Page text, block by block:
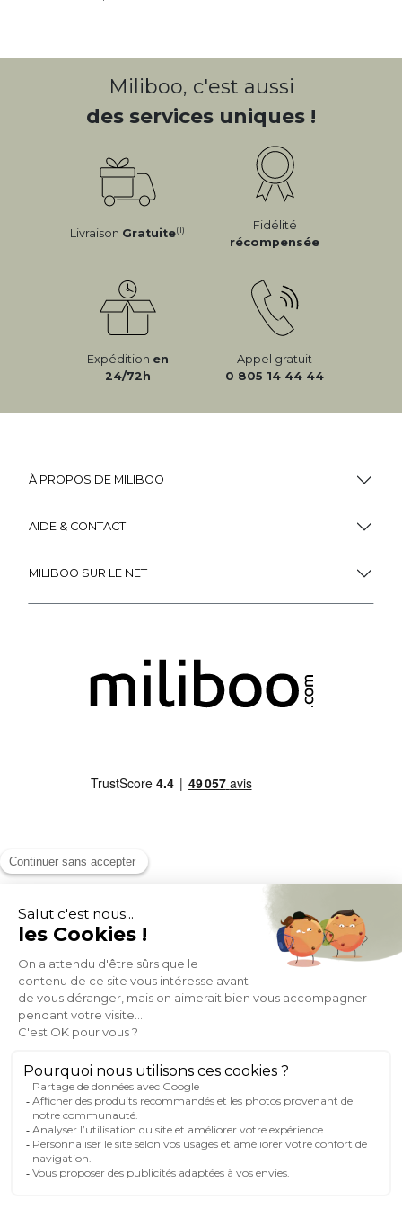
Miliboo, c'est aussi
des services uniques !
Livraison Gratuite(1)
Fidélité
récompensée
Expédition en
24/72h
Appel gratuit
0 805 14 44 44
À PROPOS DE MILIBOO
AIDE & CONTACT
MILIBOO SUR LE NET
MOYENS DE PAIEMENT
FRANCE